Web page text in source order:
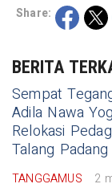
Share:
BERITA
Sempat
Adila Nawa
Relokasi
Talang Padang
TANGGAMUS 2